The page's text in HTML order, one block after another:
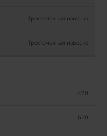
Трехточечная навеска
Трехточечная навеска
420
620